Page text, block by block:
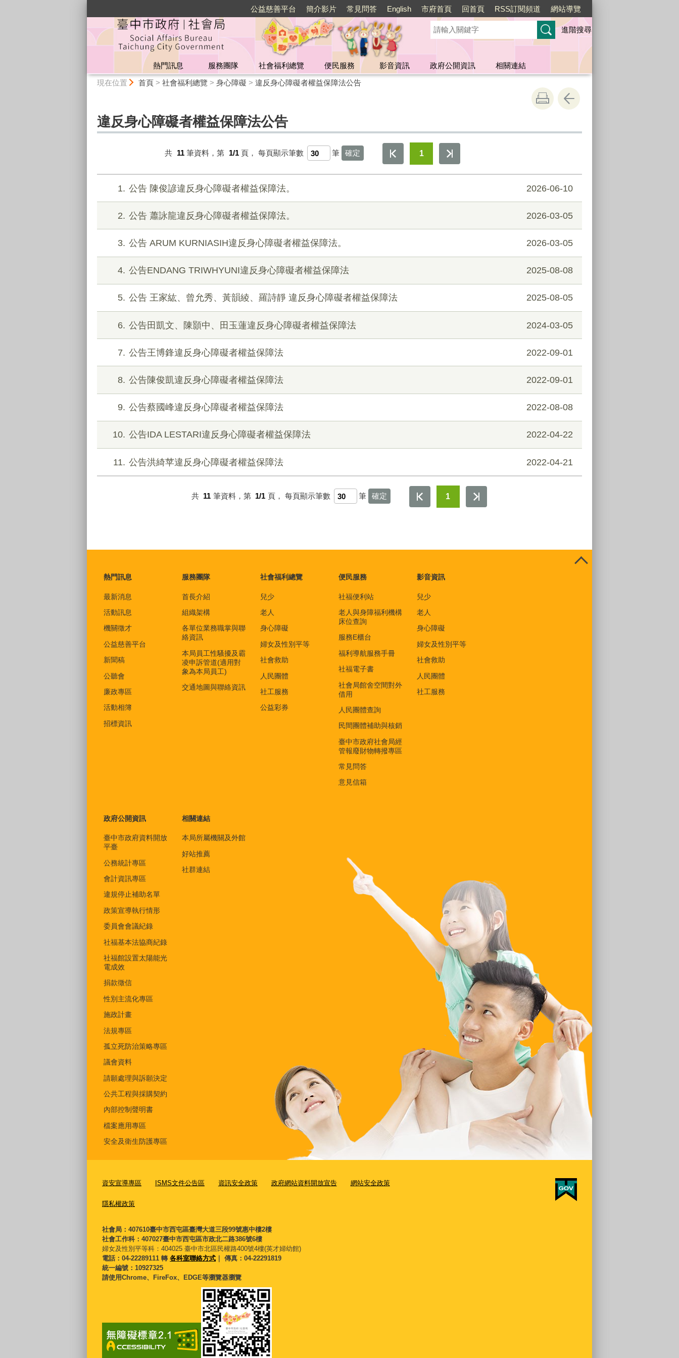
公益慈善平台 簡介影片 常見問答 English 市府首頁 回首頁 RSS訂閱頻道 網站導覽
進階搜尋
熱門訊息 服務團隊 社會福利總覽 便民服務 影音資訊 政府公開資訊
相關連結
現在位置 首頁> 社會福利總覽 > 身心障礙 > 違反身心障礙者權益保障法公告
違反身心障礙者權益保障法公告
共 11 筆資料，第 1/1 頁， 每頁顯示筆數 筆 1
1 公告 陳俊諺違反身心障礙者權益保障法。 2026-06-10
2 公告 蕭詠龍違反身心障礙者權益保障法。 2026-03-05
3 公告 ARUM KURNIASIH違反身心障礙者權益保障法。 2026-03-05
4 公告ENDANG TRIWHYUNI違反身心障礙者權益保障法 2025-08-08
5 公告 王家紘、曾允秀、黃韻綾、羅詩靜 違反身心障礙者權益保障法 2025-08-05
6 公告田凱文、陳顥中、田玉蓮違反身心障礙者權益保障法 2024-03-05
7 公告王博鋒違反身心障礙者權益保障法 2022-09-01
8 公告陳俊凱違反身心障礙者權益保障法 2022-09-01
9 公告蔡國峰違反身心障礙者權益保障法 2022-08-08
10 公告IDA LESTARI違反身心障礙者權益保障法 2022-04-22
11 公告洪綺苹違反身心障礙者權益保障法 2022-04-21
共 11 筆資料，第 1/1 頁， 每頁顯示筆數 筆 1
熱門訊息
最新消息
活動訊息
機關徵才
公益慈善平台
新聞稿
公聽會
廉政專區
活動相簿
招標資訊
服務團隊
首長介紹
組織架構
各單位業務職掌與聯
絡資訊
本局員工性騷擾及霸
凌申訴管道(適用對
象為本局員工)
交通地圖與聯絡資訊
社會福利總覽
兒少
老人
身心障礙
婦女及性別平等
社會救助
人民團體
社工服務
公益彩券
便民服務
社福便利站
老人與身障福利機構
床位查詢
服務E櫃台
福利導航服務手冊
社福電子書
社會局館舍空間對外
借用
人民團體查詢
民間團體補助與核銷
臺中市政府社會局經
管報廢財物轉撥專區
常見問答
意見信箱
影音資訊
兒少
老人
身心障礙
婦女及性別平等
社會救助
人民團體
社工服務
政府公開資訊
臺中市政府資料開放
平臺
公務統計專區
會計資訊專區
違規停止補助名單
政策宣導執行情形
委員會會議紀錄
社福基本法協商紀錄
社福館設置太陽能光
電成效
捐款徵信
性別主流化專區
施政計畫
法規專區
孤立死防治策略專區
議會資料
請願處理與訴願決定
公共工程與採購契約
內部控制聲明書
檔案應用專區
安全及衛生防護專區
相關連結
本局所屬機關及外館
好站推薦
社群連結
資安宣導專區 ISMS文件公告區 資訊安全政策 政府網站資料開放宣告 網站安全政策
隱私權政策
社會局：407610臺中市西屯區臺灣大道三段99號惠中樓2樓
社會工作科：407027臺中市西屯區市政北二路386號6樓
婦女及性別平等科： 404025 臺中市北區民權路400號4樓(英才婦幼館)
電話：04-22289111 轉 各科室聯絡方式 ｜ 傳真：04-22291819
統一編號：10927325
請使用Chrome、FireFox、EDGE等瀏覽器瀏覽